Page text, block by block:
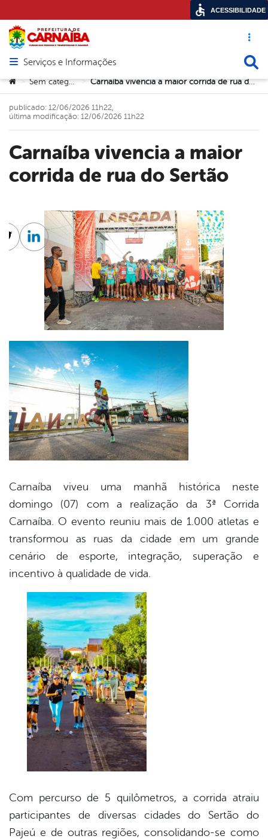
Acesso
Abrir menu principal de navegação
Serviços e Informações
Você está aqui:
> Sem categoria > Carnaíba vivencia a maior corrida de rua do Sertão
Carnaíba vivencia a maior
corrida de rua do Sertão
publicado: 12/06/2026 11h22,
última modificação: 12/06/2026 11h22
Carnaíba viveu uma manhã histórica neste
domingo (07) com a realização da 3ª Corrida
Carnaíba. O evento reuniu mais de 1.000 atletas e
transformou as ruas da cidade em um grande
cenário de esporte, integração, superação e
incentivo à qualidade de vida.
Com percurso de 5 quilômetros, a corrida atraiu
participantes de diversas cidades do Sertão do
Pajeú e de outras regiões, consolidando-se como
Twitter
Linkedin
ACESSIBILIDADE